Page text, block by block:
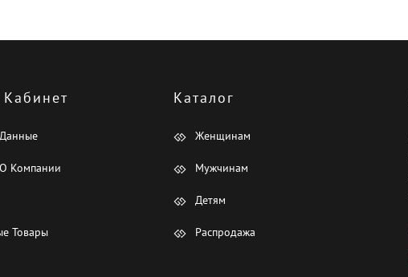
Компании
Товары
Каталог
Женщинам
Мужчинам
Детям
Распродажа